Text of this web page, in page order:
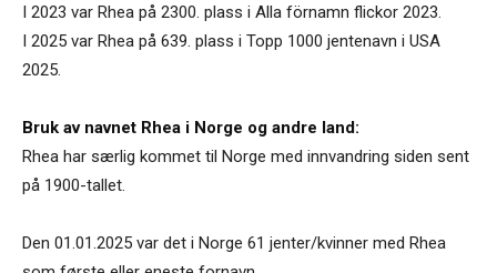
I 2023 var Rhea på 2300. plass i Alla förnamn flickor 2023.
I 2025 var Rhea på 639. plass i Topp 1000 jentenavn i USA
2025.
Bruk av navnet Rhea i Norge og andre land:
Rhea har særlig kommet til Norge med innvandring siden sent
på 1900-tallet.
Den 01.01.2025 var det i Norge 61 jenter/kvinner med Rhea